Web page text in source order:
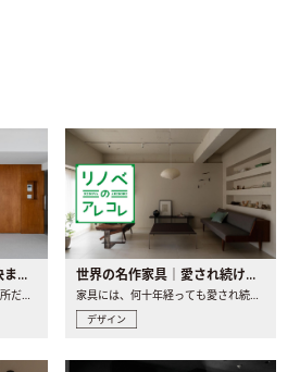
キッチンはレイアウトで決まる。後悔しないための考え方と選び方
キッチンは生活の中心となる場所だからこそ、家の中のどこに置..
世界の名作家具｜愛され続ける理由と一生モノとの出会い方
家具には、何十年経っても愛され続ける「名作」と呼ばれるもの..
デザイン